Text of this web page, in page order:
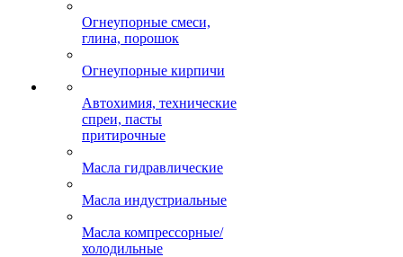
Огнеупорные смеси,
глина, порошок
Огнеупорные кирпичи
Автохимия, технические
спреи, пасты
притирочные
Масла гидравлические
Масла индустриальные
Масла компрессорные/
холодильные